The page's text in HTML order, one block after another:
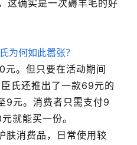
这确实是一次薅羊毛的好
。但只要在活动期间
氏还推出了一款69元的
9元。消费者只需支付9
就能买一份。
肤消费品，日常使用较